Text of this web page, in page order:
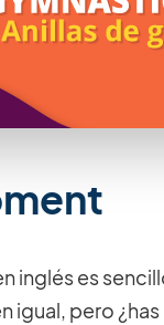
inglés es
igual, pero